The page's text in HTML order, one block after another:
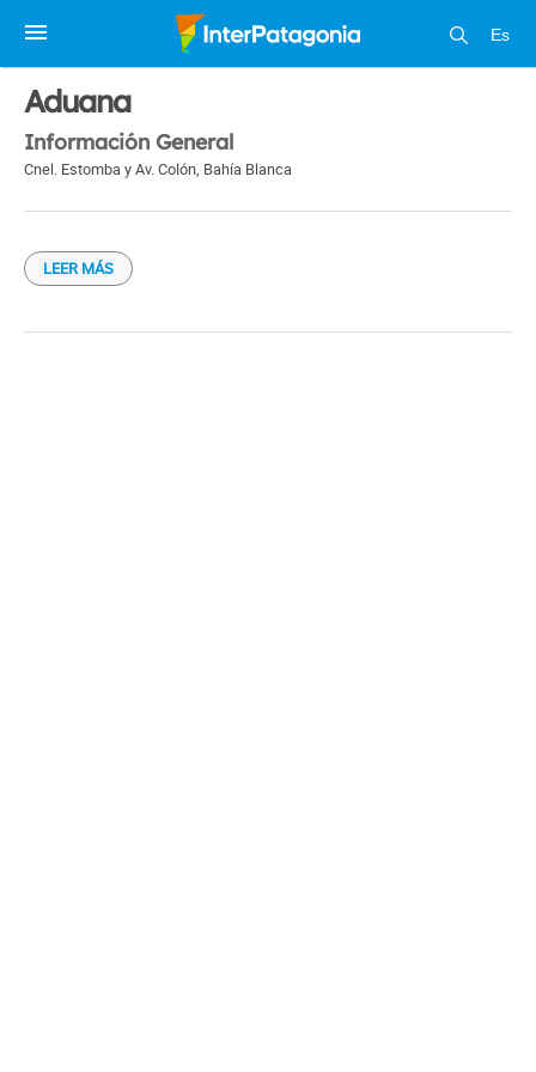
Es
1 / 1
Aduana
Información General
Cnel. Estomba y Av. Colón, Bahía Blanca
LEER MÁS